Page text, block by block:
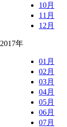
10月
11月
12月
2017年
01月
02月
03月
04月
05月
06月
07月